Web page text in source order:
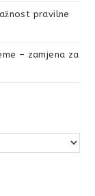
pravilne
– zamjena za